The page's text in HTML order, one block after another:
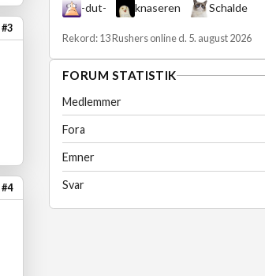
#3
#4
-dut- knaseren Schalde
Rekord: 13 Rushers online d. 5. august 2026
FORUM STATISTIK
Medlemmer
Fora
Emner
Svar